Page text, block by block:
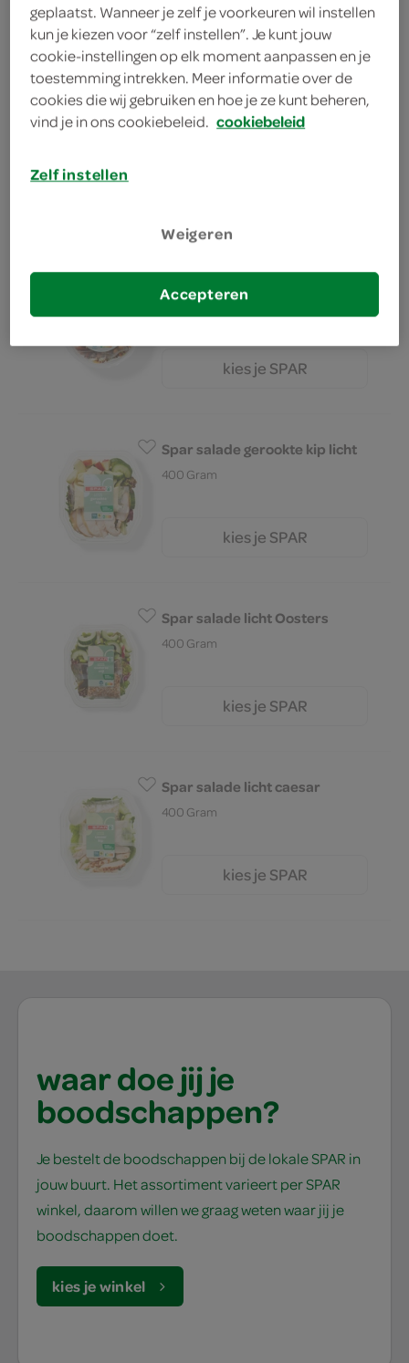
bekijk huidige aanbiedingen
Spar salade couscous hummus
klein
200 Gram
kies je SPAR
Spar salade gerookte kip licht
400 Gram
kies je SPAR
Spar salade licht Oosters
400 Gram
kies je SPAR
Spar salade licht caesar
400 Gram
kies je SPAR
waar doe jij je
boodschappen?
Je bestelt de boodschappen bij de lokale SPAR in
jouw buurt. Het assortiment varieert per SPAR
winkel, daarom willen we graag weten waar jij je
boodschappen doet.
kies je winkel
geplaatst. Wanneer je zelf je voorkeuren wil instellen
kun je kiezen voor “zelf instellen”. Je kunt jouw
cookie-instellingen op elk moment aanpassen en je
toestemming intrekken. Meer informatie over de
cookies die wij gebruiken en hoe je ze kunt beheren,
vind je in ons cookiebeleid. cookiebeleid
Zelf instellen
Weigeren
Accepteren